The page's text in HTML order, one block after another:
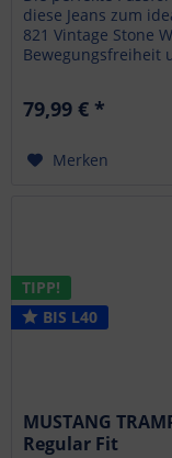
diese Jeans zum
821 Vintage Stone
Bewegungsfreiheit
79,99 € *
Merken
TIPP!
BIS L40
MUSTANG
Regular Fit